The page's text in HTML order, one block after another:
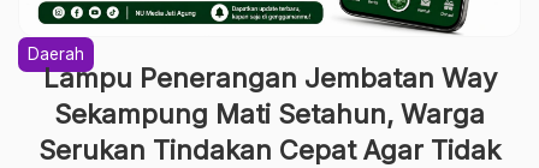
Daerah
Lampu Penerangan Jembatan Way
Sekampung Mati Setahun, Warga
Serukan Tindakan Cepat Agar Tidak